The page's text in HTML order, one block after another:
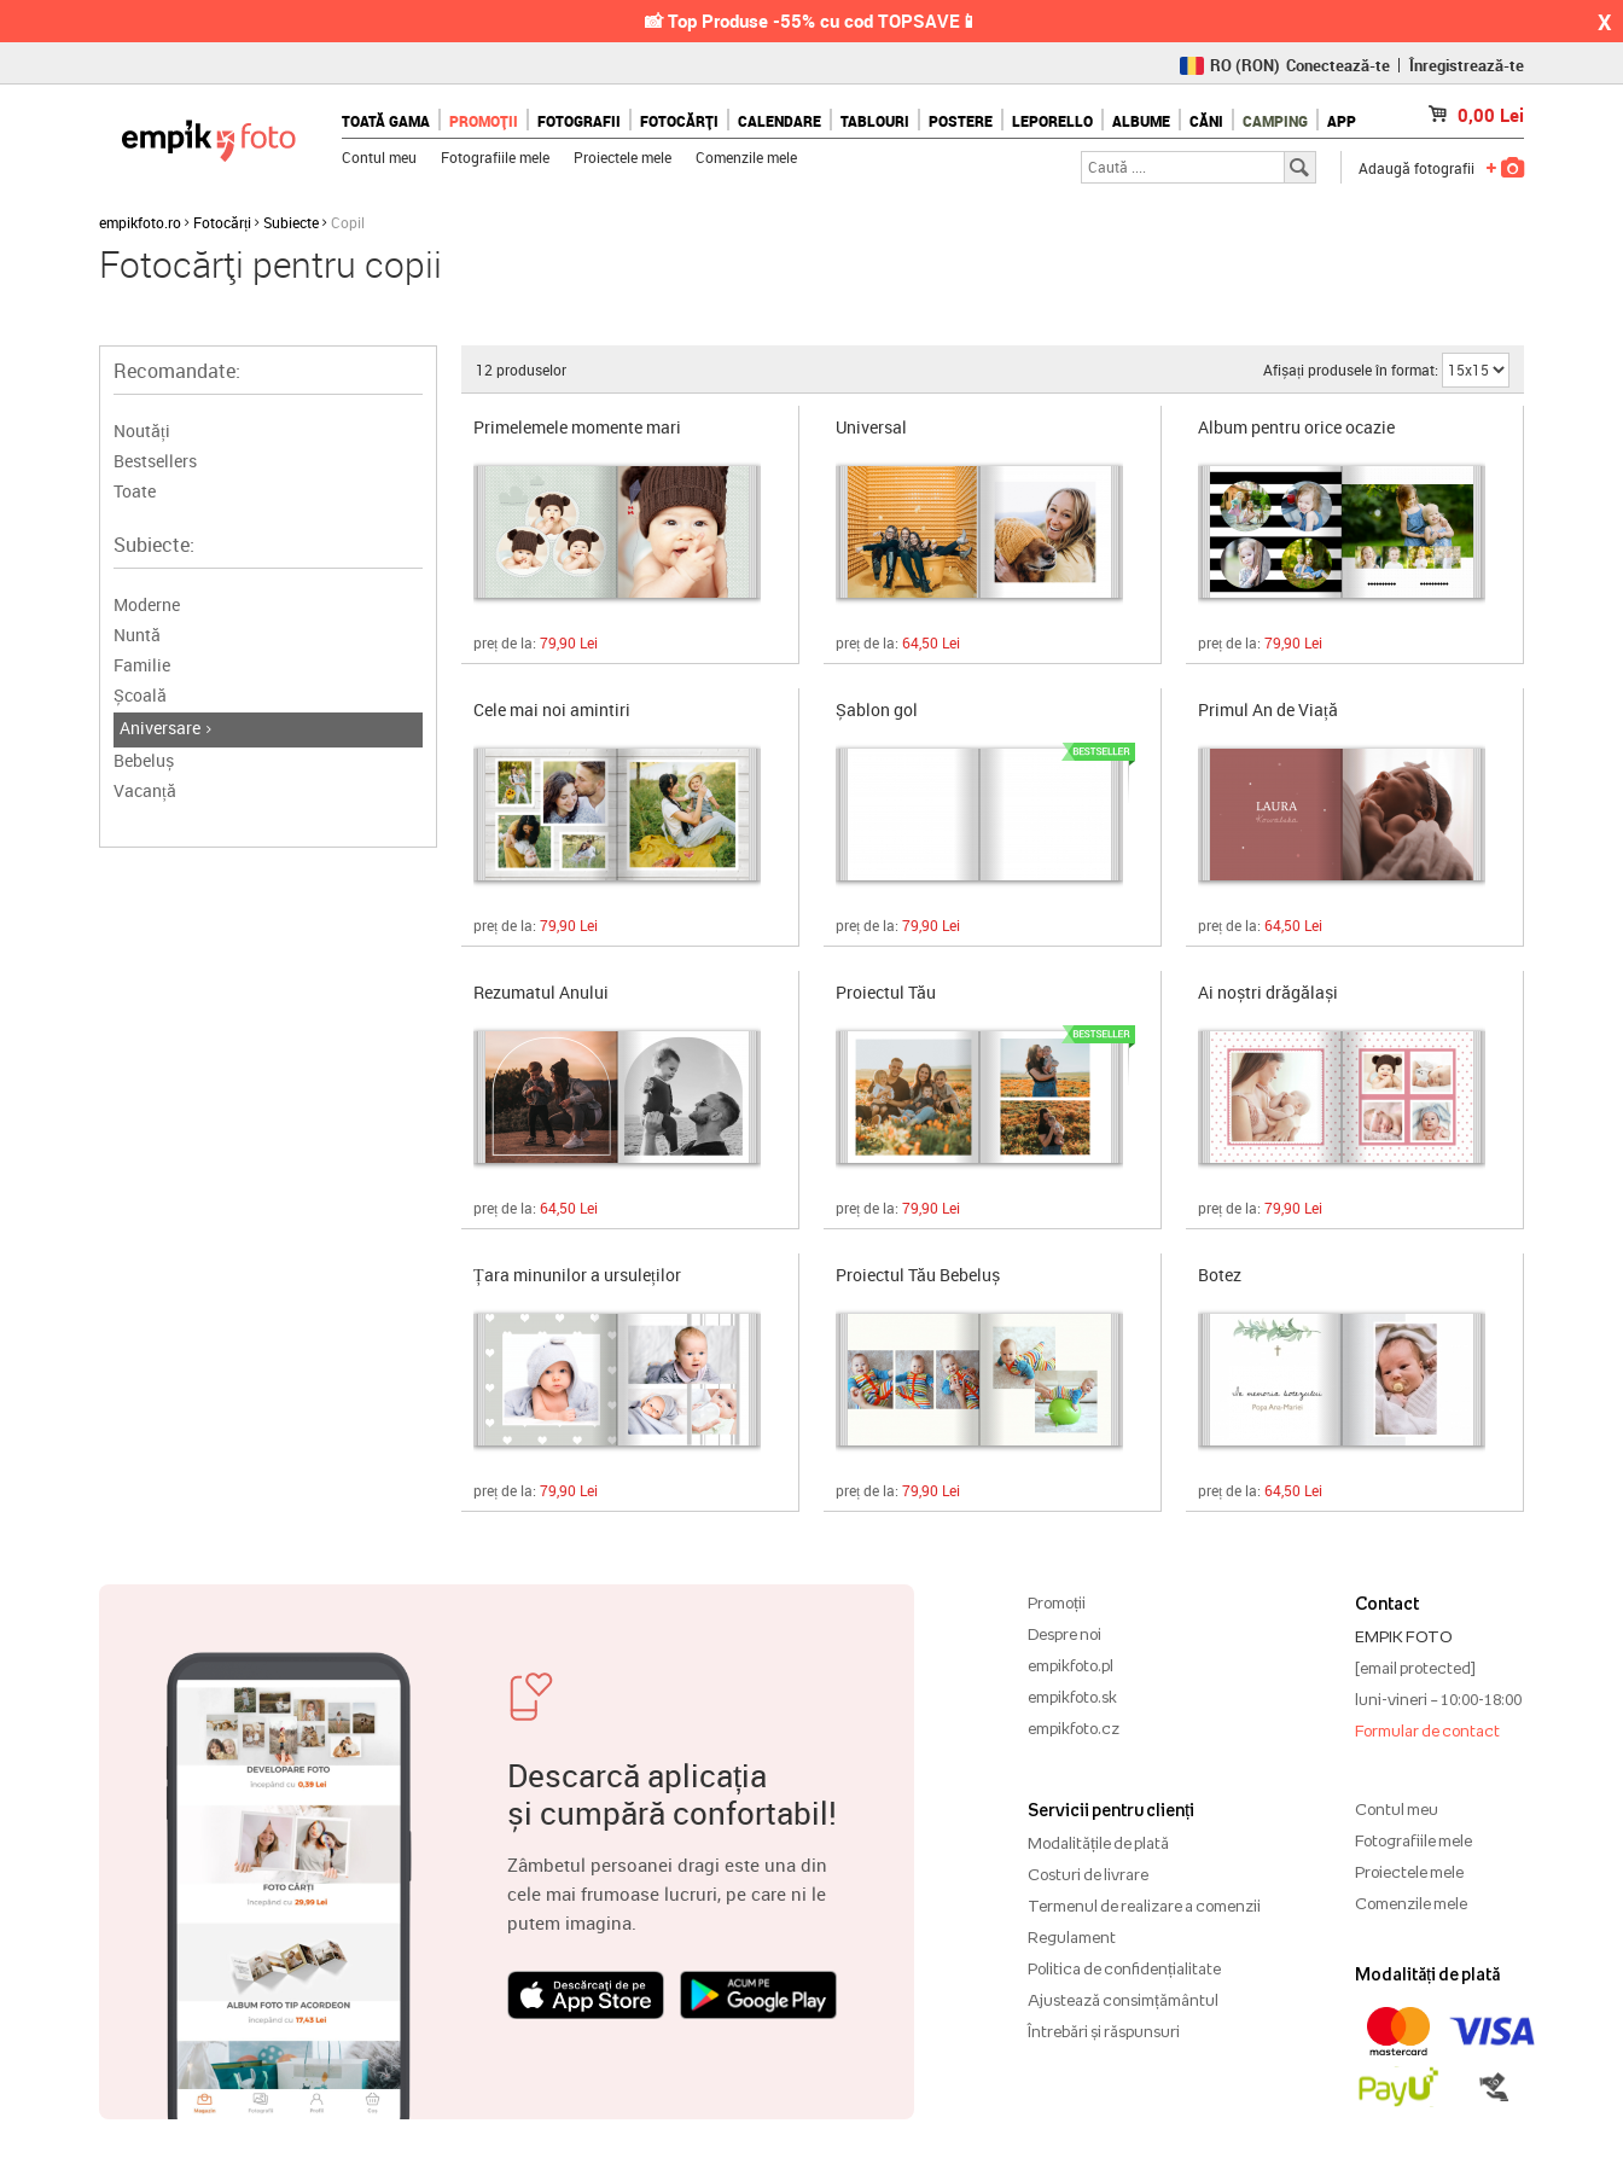
📸 Top Produse -55% cu cod TOPSAVE📱 X
(KČ)
SK(€)
RO(RON) Conectează-te Înregistrează-te
TOATĂ GAMA PROMOȚII FOTOGRAFII FOTOCĂRȚI CALENDARE TABLOURI POSTERE LEPORELLO ALBUME CĂNI CAMPING APP 0,00 Lei
Contul meu Fotografiile mele Proiectele mele Comenzile mele
Adaugă fotografii
empikfoto.ro Fotocărți Subiecte Copil
Fotocărți pentru copii
Recomandate:
Noutăți
Bestsellers
Toate
Subiecte:
Moderne
Nuntă
Familie
Școală
Aniversare
Bebeluș
Vacanță
12 produselor Afișați produsele în format:
Primelemele momente mari
preț de la: 79,90 Lei
Universal
preț de la: 64,50 Lei
Album pentru orice ocazie
preț de la: 79,90 Lei
Cele mai noi amintiri
preț de la: 79,90 Lei
Șablon gol
preț de la: 79,90 Lei
Primul An de Viață
preț de la: 64,50 Lei
Rezumatul Anului
preț de la: 64,50 Lei
Proiectul Tău
preț de la: 79,90 Lei
Ai noștri drăgălași
preț de la: 79,90 Lei
Țara minunilor a ursuleților
preț de la: 79,90 Lei
Proiectul Tău Bebeluș
preț de la: 79,90 Lei
Botez
preț de la: 64,50 Lei
Descarcă aplicația
și cumpără confortabil!
Zâmbetul persoanei dragi este una din
cele mai frumoase lucruri, pe care ni le
putem imagina.
Promoții
Despre noi
empikfoto.pl
empikfoto.sk
empikfoto.cz
Servicii pentru clienți
Modalitățile de plată
Costuri de livrare
Termenul de realizare a comenzii
Regulament
Politica de confidențialitate
Ajustează consimțământul
Întrebări și răspunsuri
Contact
EMPIK FOTO
[email protected]
luni-vineri – 10:00-18:00
Formular de contact
Contul meu
Fotografiile mele
Proiectele mele
Comenzile mele
Modalități de plată